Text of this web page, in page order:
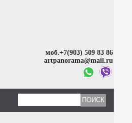
моб.+7(903) 509 83 86
artpanorama@mail.ru